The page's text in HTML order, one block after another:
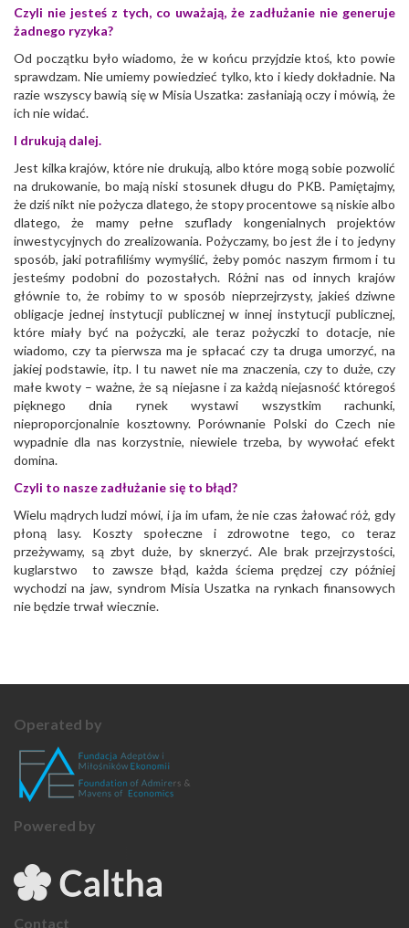
Czyli nie jesteś z tych, co uważają, że zadłużanie nie generuje
żadnego ryzyka?
Od początku było wiadomo, że w końcu przyjdzie ktoś, kto powie
sprawdzam. Nie umiemy powiedzieć tylko, kto i kiedy dokładnie. Na
razie wszyscy bawią się w Misia Uszatka: zasłaniają oczy i mówią, że
ich nie widać.
I drukują dalej.
Jest kilka krajów, które nie drukują, albo które mogą sobie pozwolić
na drukowanie, bo mają niski stosunek długu do PKB. Pamiętajmy,
że dziś nikt nie pożycza dlatego, że stopy procentowe są niskie albo
dlatego, że mamy pełne szuflady kongenialnych projektów
inwestycyjnych do zrealizowania. Pożyczamy, bo jest źle i to jedyny
sposób, jaki potrafiliśmy wymyślić, żeby pomóc naszym firmom i tu
jesteśmy podobni do pozostałych. Różni nas od innych krajów
głównie to, że robimy to w sposób nieprzejrzysty, jakieś dziwne
obligacje jednej instytucji publicznej w innej instytucji publicznej,
które miały być na pożyczki, ale teraz pożyczki to dotacje, nie
wiadomo, czy ta pierwsza ma je spłacać czy ta druga umorzyć, na
jakiej podstawie, itp. I tu nawet nie ma znaczenia, czy to duże, czy
małe kwoty – ważne, że są niejasne i za każdą niejasność któregoś
pięknego dnia rynek wystawi wszystkim rachunki,
nieproporcjonalnie kosztowny. Porównanie Polski do Czech nie
wypadnie dla nas korzystnie, niewiele trzeba, by wywołać efekt
domina.
Czyli to nasze zadłużanie się to błąd?
Wielu mądrych ludzi mówi, i ja im ufam, że nie czas żałować róż, gdy
płoną lasy. Koszty społeczne i zdrowotne tego, co teraz
przeżywamy, są zbyt duże, by sknerzyć. Ale brak przejrzystości,
kuglarstwo to zawsze błąd, każda ściema prędzej czy później
wychodzi na jaw, syndrom Misia Uszatka na rynkach finansowych
nie będzie trwał wiecznie.
Operated by
Powered by
Contact